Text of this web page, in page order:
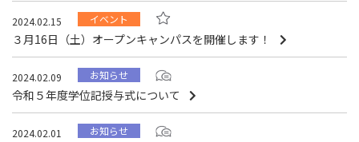
2024.02.15 イベント
３月16日（土）オープンキャンパスを開催します！
2024.02.09 お知らせ
令和５年度学位記授与式について
2024.02.01 お知らせ